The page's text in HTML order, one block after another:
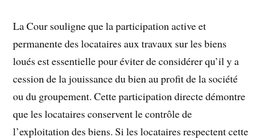
La Cour souligne que la participation active et
permanente des locataires aux travaux sur les biens
loués est essentielle pour éviter de considérer qu’il y a
cession de la jouissance du bien au profit de la société
ou du groupement. Cette participation directe démontre
que les locataires conservent le contrôle de
l’exploitation des biens. Si les locataires respectent cette